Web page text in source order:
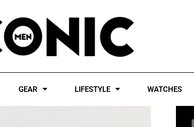
GEAR LIFESTYLE WATCHES